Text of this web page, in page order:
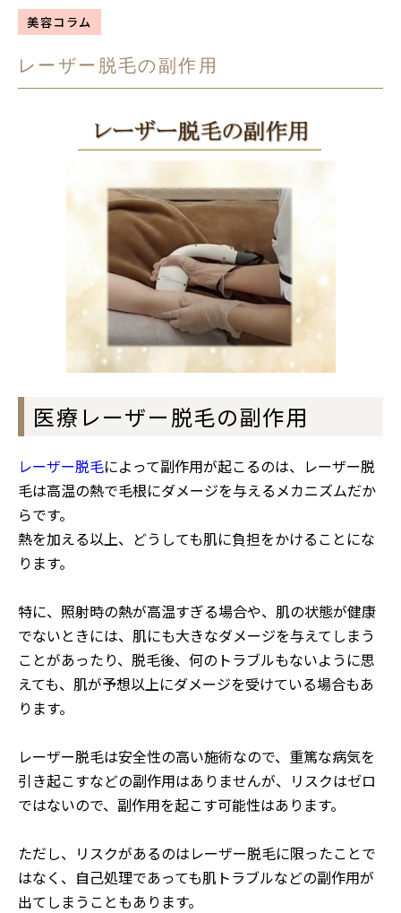
美容コラム
レーザー脱毛の副作用
医療レーザー脱毛の副作用
レーザー脱毛によって副作用が起こるのは、レーザー脱
毛は高温の熱で毛根にダメージを与えるメカニズムだか
らです。
熱を加える以上、どうしても肌に負担をかけることにな
ります。
特に、照射時の熱が高温すぎる場合や、肌の状態が健康
でないときには、肌にも大きなダメージを与えてしまう
ことがあったり、脱毛後、何のトラブルもないように思
えても、肌が予想以上にダメージを受けている場合もあ
ります。
レーザー脱毛は安全性の高い施術なので、重篤な病気を
引き起こすなどの副作用はありませんが、リスクはゼロ
ではないので、副作用を起こす可能性はあります。
ただし、リスクがあるのはレーザー脱毛に限ったことで
はなく、自己処理であっても肌トラブルなどの副作用が
出てしまうこともあります。